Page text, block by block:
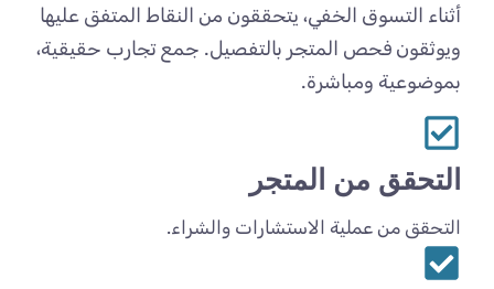
أثناء التسوق الخفي، يتحققون من النقاط المتفق عليها
ويوثقون فحص المتجر بالتفصيل. جمع تجارب حقيقية،
بموضوعية ومباشرة.
التحقق من المتجر
التحقق من عملية الاستشارات والشراء.